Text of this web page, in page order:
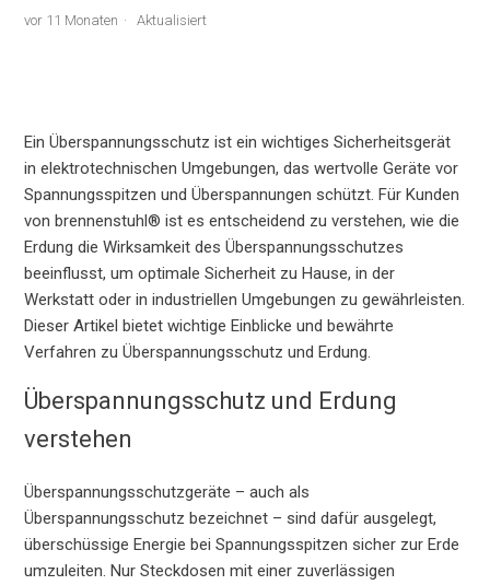
vor 11 Monaten Aktualisiert
Ein Überspannungsschutz ist ein wichtiges Sicherheitsgerät
in elektrotechnischen Umgebungen, das wertvolle Geräte vor
Spannungsspitzen und Überspannungen schützt. Für Kunden
von brennenstuhl® ist es entscheidend zu verstehen, wie die
Erdung die Wirksamkeit des Überspannungsschutzes
beeinflusst, um optimale Sicherheit zu Hause, in der
Werkstatt oder in industriellen Umgebungen zu gewährleisten.
Dieser Artikel bietet wichtige Einblicke und bewährte
Verfahren zu Überspannungsschutz und Erdung.
Überspannungsschutz und Erdung
verstehen
Überspannungsschutzgeräte – auch als
Überspannungsschutz bezeichnet – sind dafür ausgelegt,
überschüssige Energie bei Spannungsspitzen sicher zur Erde
umzuleiten. Nur Steckdosen mit einer zuverlässigen